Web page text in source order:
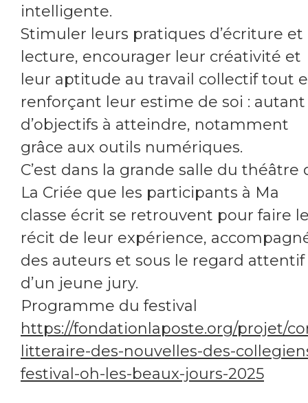
intelligente.
Stimuler leurs pratiques d’écriture et
lecture, encourager leur créativité et
leur aptitude au travail collectif tout
renforçant leur estime de soi : autant
d’objectifs à atteindre, notamment
grâce aux outils numériques.
C’est dans la grande salle du théâtre
La Criée que les participants à Ma
classe écrit se retrouvent pour faire
récit de leur expérience,
des auteurs et sous le regard attentif
d’un jeune jury.
Programme du festival
https://fondationlaposte.org/projet/
litteraire-des-nouvelles-des-
festival-oh-les-beaux-jours-2025